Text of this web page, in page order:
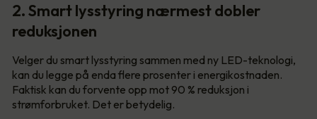
2. Smart lysstyring nærmest dobler
reduksjonen
Velger du smart lysstyring sammen med ny LED-teknologi,
kan du legge på enda flere prosenter i energikostnaden.
Faktisk kan du forvente opp mot 90 % reduksjon i
strømforbruket. Det er betydelig.